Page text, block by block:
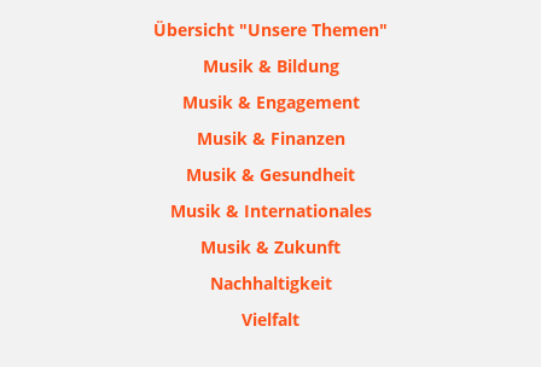
Übersicht "Unsere Themen"
Musik & Bildung
Musik & Engagement
Musik & Finanzen
Musik & Gesundheit
Musik & Internationales
Musik & Zukunft
Nachhaltigkeit
Vielfalt